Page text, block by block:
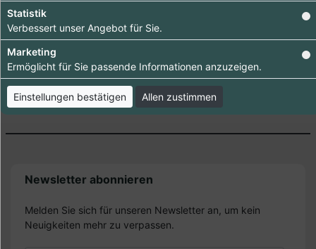
Newsletter abonnieren
Melden Sie sich für unseren Newsletter an, um kein
Neuigkeiten mehr zu verpassen.
Statistik
Verbessert unser Angebot für Sie.
Marketing
Ermöglicht für Sie passende Informationen anzuzeigen.
Einstellungen bestätigen Allen zustimmen